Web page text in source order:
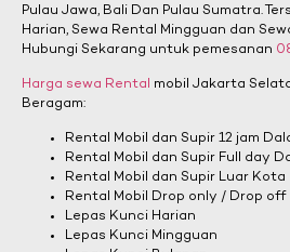
Pulau Jawa, Bali Dan Pulau Sumatra.
Harian, Sewa Rental Mingguan dan
Hubungi Sekarang untuk pemesanan
Harga sewa Rental mobil Jakarta
Beragam:
Rental Mobil dan Supir 12 jam
Rental Mobil dan Supir Full day
Rental Mobil dan Supir Luar Kota
Rental Mobil Drop only / Drop off
Lepas Kunci Harian
Lepas Kunci Mingguan